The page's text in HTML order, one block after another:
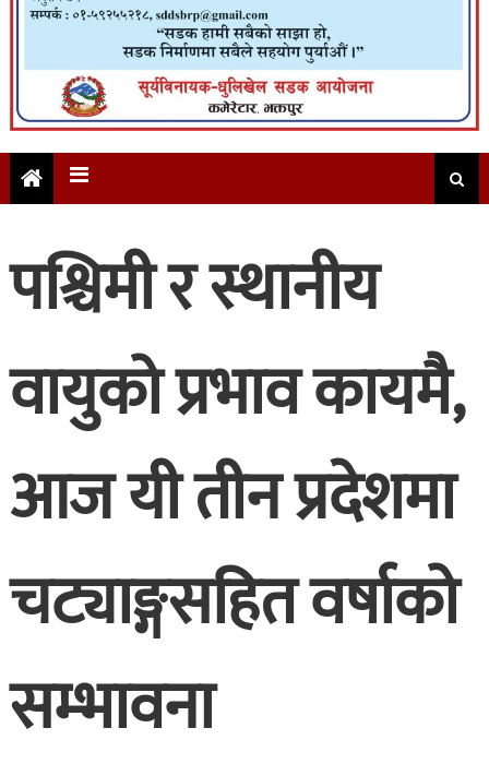
पश्चिमी र स्थानीय
वायुको प्रभाव कायमै,
आज यी तीन प्रदेशमा
चट्याङ्गसहित वर्षाको
सम्भावना